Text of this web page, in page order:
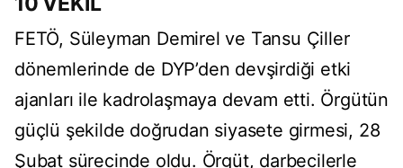
FETÖ, Süleyman Demirel ve Tansu Çiller
dönemlerinde de DYP’den devşirdiği etki
ajanları ile kadrolaşmaya devam etti. Örgütün
güçlü şekilde doğrudan siyasete girmesi, 28
Şubat sürecinde oldu. Örgüt, darbecilerle